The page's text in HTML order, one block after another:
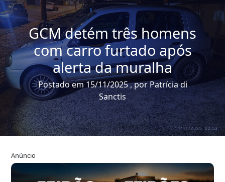
GCM detém três homens
com carro furtado após
alerta da muralha
Postado em 15/11/2025 , por Patrícia di
Sanctis
Anúncio